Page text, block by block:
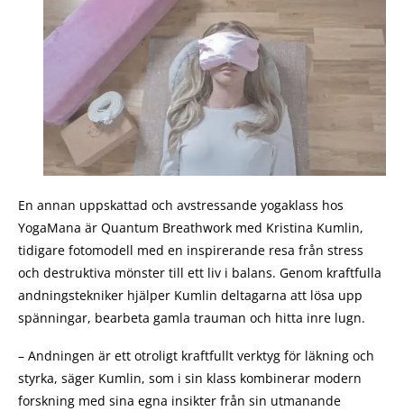
En annan uppskattad och avstressande yogaklass hos
YogaMana är Quantum Breathwork med Kristina Kumlin,
tidigare fotomodell med en inspirerande resa från stress
och destruktiva mönster till ett liv i balans. Genom kraftfulla
andningstekniker hjälper Kumlin deltagarna att lösa upp
spänningar, bearbeta gamla trauman och hitta inre lugn.
– Andningen är ett otroligt kraftfullt verktyg för läkning och
styrka, säger Kumlin, som i sin klass kombinerar modern
forskning med sina egna insikter från sin utmanande